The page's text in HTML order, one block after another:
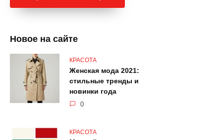
Новое на сайте
КРАСОТА
Женская мода 2021:
стильные тренды и
новинки года
0
КРАСОТА